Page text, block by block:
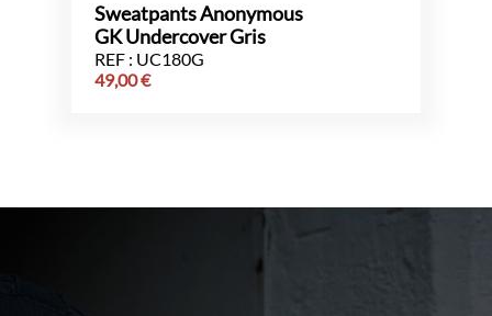
Sweatpants Anonymous
GK Undercover Gris
REF : UC180G
49,00€